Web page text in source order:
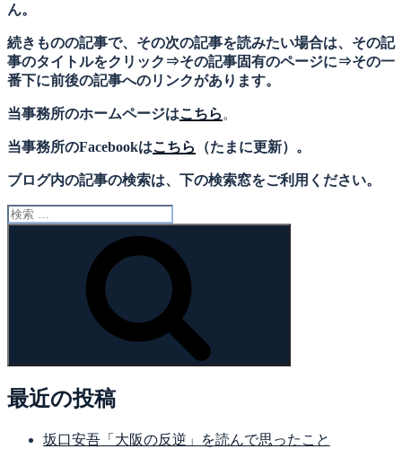
ん。
続きものの記事で、その次の記事を読みたい場合は、その記
事のタイトルをクリック⇒その記事固有のページに⇒その一
番下に前後の記事へのリンクがあります。
当事務所のホームページはこちら 。
当事務所のFacebookはこちら （たまに更新）。
ブログ内の記事の検索は、下の検索窓をご利用ください。
検
最近の投稿
坂口安吾「大阪の反逆」を読んで思ったこと